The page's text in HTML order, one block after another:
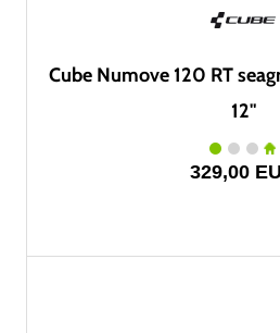
Cube Numove 120 RT
12"
329,00